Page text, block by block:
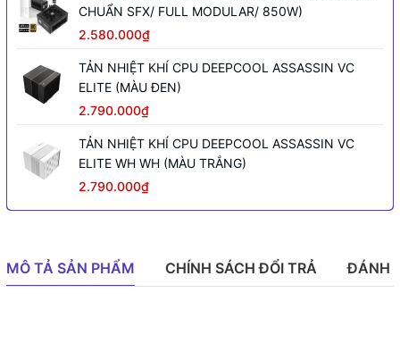
CHUẨN SFX/ FULL MODULAR/ 850W)
2.580.000₫
TẢN NHIỆT KHÍ CPU DEEPCOOL ASSASSIN VC
ELITE (MÀU ĐEN)
2.790.000₫
TẢN NHIỆT KHÍ CPU DEEPCOOL ASSASSIN VC
ELITE WH WH (MÀU TRẮNG)
2.790.000₫
MÔ TẢ SẢN PHẨM CHÍNH SÁCH ĐỔI TRẢ ĐÁNH